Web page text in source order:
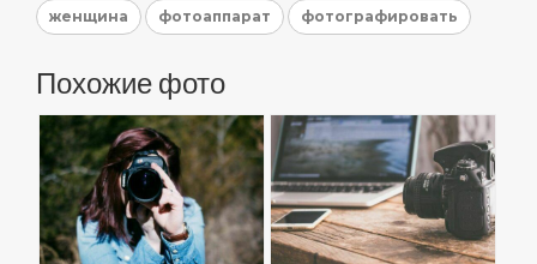
женщина фотоаппарат фотографировать
Похожие фото